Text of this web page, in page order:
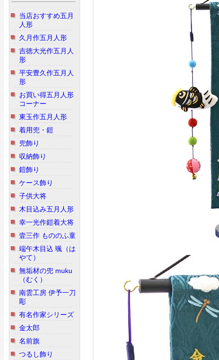
当店おすすめ五月
人形
久月作五月人形
吉徳大光作五月人
形
平安豊久作五月人
形
お買い得五月人形
コーナー
東玉作五月人形
着用兜・鎧
兜飾り
収納飾り
鎧飾り
ケース飾り
子供大将
木目込み五月人形
幸一光作鎧着大将
壹三作 もののふ童
端午木目込 颯（は
やて）
無垢材の兜 muku
（むく）
南雲工房 伊予一刀
彫
有名作家シリーズ
金太郎
名前旗
つるし飾り